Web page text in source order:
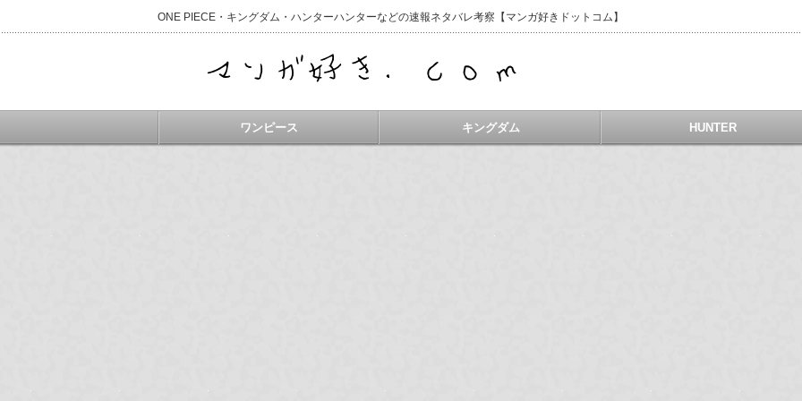
ONE PIECE・キングダム・ハンターハンターなどの速報ネタバレ考察【マンガ好きドットコム】
ワンピース キングダム HUNTER